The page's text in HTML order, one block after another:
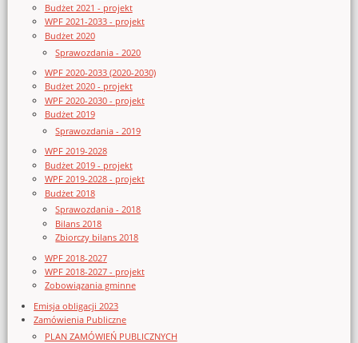
Budżet 2021 - projekt
WPF 2021-2033 - projekt
Budżet 2020
Sprawozdania - 2020
WPF 2020-2033 (2020-2030)
Budżet 2020 - projekt
WPF 2020-2030 - projekt
Budżet 2019
Sprawozdania - 2019
WPF 2019-2028
Budżet 2019 - projekt
WPF 2019-2028 - projekt
Budżet 2018
Sprawozdania - 2018
Bilans 2018
Zbiorczy bilans 2018
WPF 2018-2027
WPF 2018-2027 - projekt
Zobowiązania gminne
Emisja obligacji 2023
Zamówienia Publiczne
PLAN ZAMÓWIEŃ PUBLICZNYCH